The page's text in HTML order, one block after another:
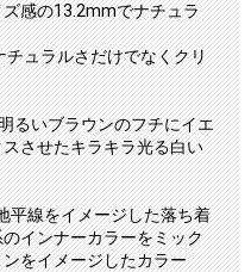
感の13.2mmでナチュラ
ュラルさだけでなくクリ
るいブラウンのフチにイエ
させたキラキラ光る白い
平線をイメージした落ち着
インナーカラーをミック
をイメージしたカラー